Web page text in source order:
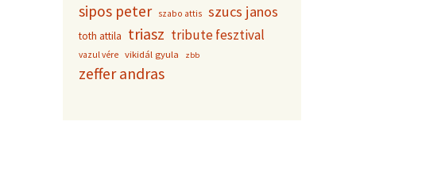
sipos peter szabo attis szucs janos
toth attila triasz tribute fesztival
vazul vére vikidál gyula zbb
zeffer andras